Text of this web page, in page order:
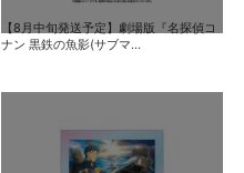
【8月中旬発送予定】劇場版『名探偵コ
ナン 黒鉄の魚影(サブマ...